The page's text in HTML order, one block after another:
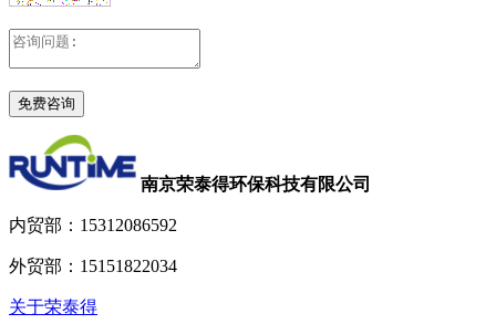
南京荣泰得环保科技有限公司
内贸部： 15312086592
外贸部： 15151822034
关于荣泰得